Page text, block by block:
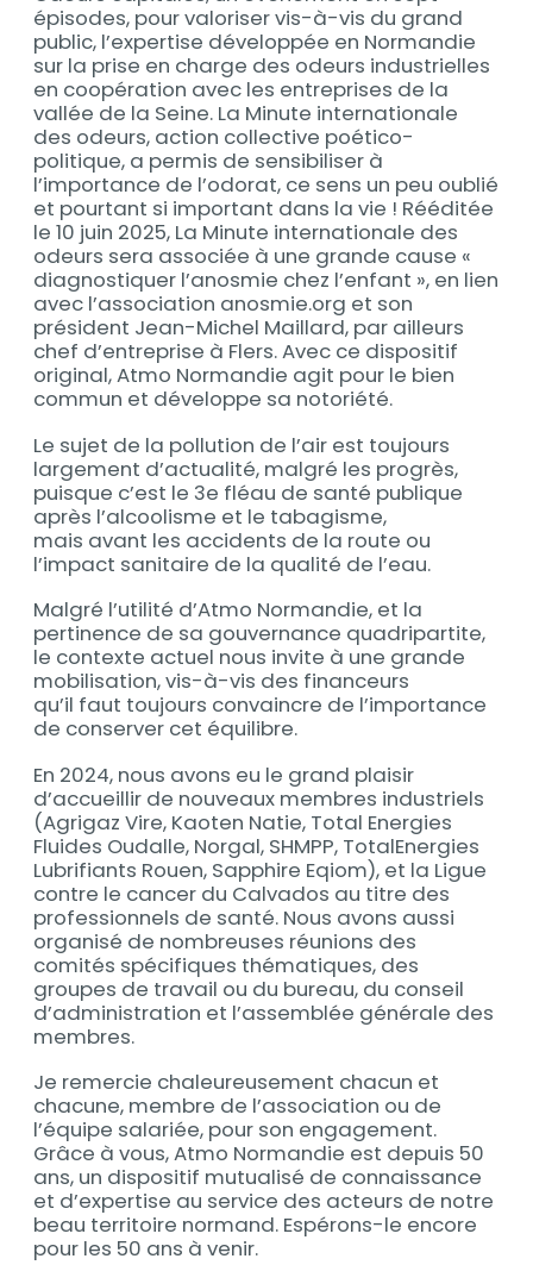
épisodes, pour valoriser vis-à-vis du grand
public, l’expertise développée en Normandie
sur la prise en charge des odeurs industrielles
en coopération avec les entreprises de la
vallée de la Seine. La Minute internationale
des odeurs, action collective poético-
politique, a permis de sensibiliser à
l’importance de l’odorat, ce sens un peu oublié
et pourtant si important dans la vie ! Rééditée
le 10 juin 2025, La Minute internationale des
odeurs sera associée à une grande cause «
diagnostiquer l’anosmie chez l’enfant », en lien
avec l’association anosmie.org et son
président Jean-Michel Maillard, par ailleurs
chef d’entreprise à Flers. Avec ce dispositif
original, Atmo Normandie agit pour le bien
commun et développe sa notoriété.
Le sujet de la pollution de l’air est toujours
largement d’actualité, malgré les progrès,
puisque c’est le 3e fléau de santé publique
après l’alcoolisme et le tabagisme,
mais avant les accidents de la route ou
l’impact sanitaire de la qualité de l’eau.
Malgré l’utilité d’Atmo Normandie, et la
pertinence de sa gouvernance quadripartite,
le contexte actuel nous invite à une grande
mobilisation, vis-à-vis des financeurs
qu’il faut toujours convaincre de l’importance
de conserver cet équilibre.
En 2024, nous avons eu le grand plaisir
d’accueillir de nouveaux membres industriels
(Agrigaz Vire, Kaoten Natie, Total Energies
Fluides Oudalle, Norgal, SHMPP, TotalEnergies
Lubrifiants Rouen, Sapphire Eqiom), et la Ligue
contre le cancer du Calvados au titre des
professionnels de santé. Nous avons aussi
organisé de nombreuses réunions des
comités spécifiques thématiques, des
groupes de travail ou du bureau, du conseil
d’administration et l’assemblée générale des
membres.
Je remercie chaleureusement chacun et
chacune, membre de l’association ou de
l’équipe salariée, pour son engagement.
Grâce à vous, Atmo Normandie est depuis 50
ans, un dispositif mutualisé de connaissance
et d’expertise au service des acteurs de notre
beau territoire normand. Espérons-le encore
pour les 50 ans à venir.